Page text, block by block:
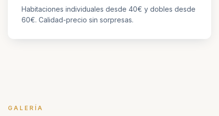
Habitaciones individuales desde 40€ y dobles desde
60€. Calidad-precio sin sorpresas.
GALERÍA